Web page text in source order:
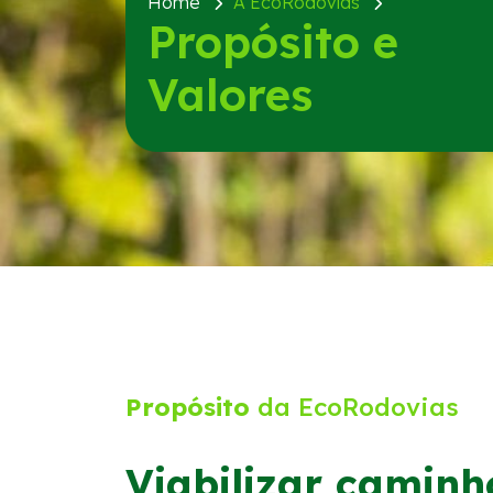
Propósito e
Valores
Propósito da EcoRodovias